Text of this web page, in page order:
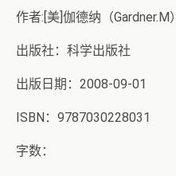
作者:[美]伽德纳（Gardner.M）
出版社：科学出版社
出版日期：2008-09-01
ISBN：9787030228031
字数：